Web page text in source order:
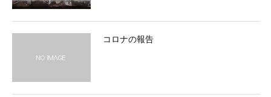
コロナの報告